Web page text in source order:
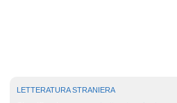
LETTERATURA STRANIERA